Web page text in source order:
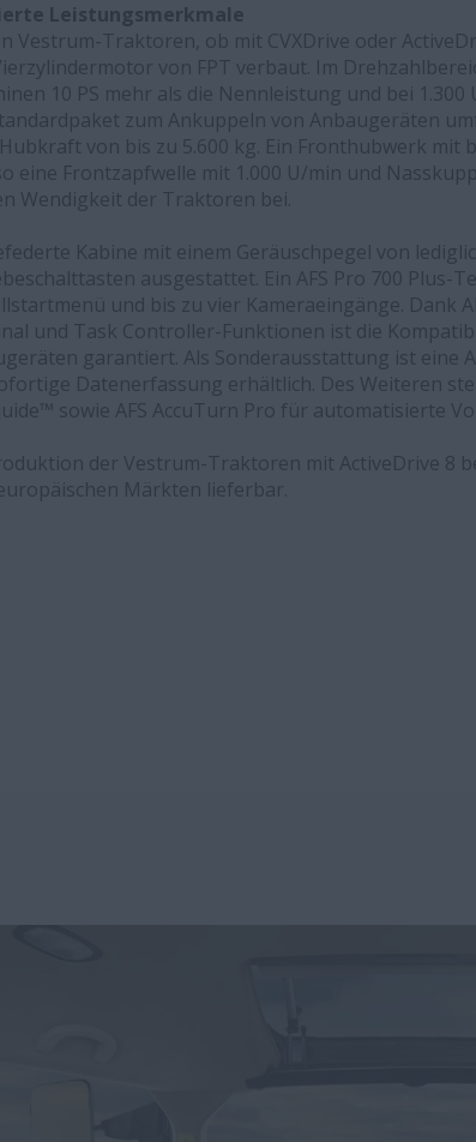
Leistungsmerkmale
Vestrum-Traktoren, ob mit CVXDrive oder
von FPT verbaut. Im
10 PS mehr als die Nennleistung und bei
zum Ankuppeln von Anbaugeräten
von bis zu 5.600 kg. Ein Fronthubwerk mit
eine Frontzapfwelle mit 1.000 U/min und
Wendigkeit der Traktoren bei.
Kabine mit einem Geräuschpegel von
ausgestattet. Ein AFS Pro 700 Plus-
und bis zu vier Kameraeingänge. Dank
und Task Controller-Funktionen ist die
garantiert. Als Sonderausstattung ist eine
Datenerfassung erhältlich. Des Weiteren
sowie AFS AccuTurn Pro für automatisierte
der Vestrum-Traktoren mit ActiveDrive 8
Märkten lieferbar.